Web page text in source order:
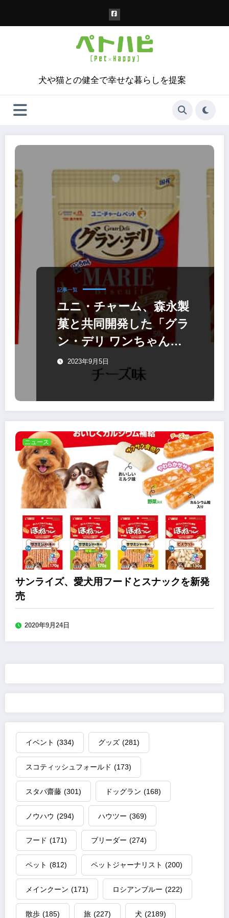
犬や猫との健全で幸せな暮らしを提案
記事一覧
ユニ・チャーム、森永製
菓と共同開発した「グラ
ン・デリ ワンちゃん専
用 マリービスケット」
2023年9月5日
ニュース
サンライズ、愛犬用フードとスナックを新発
売
2020年9月24日
イベント (334) グッズ (281)
スコティッシュフォールド (173)
スタパ齋藤 (301) ドッグラン (168)
ノウハウ (294) ハウツー (369)
フード (171) ブリーダー (274)
ペット (812) ペットジャーナリスト (200)
メインクーン (171) ロシアンブルー (222)
散歩 (185) 旅 (227) 犬 (2189)